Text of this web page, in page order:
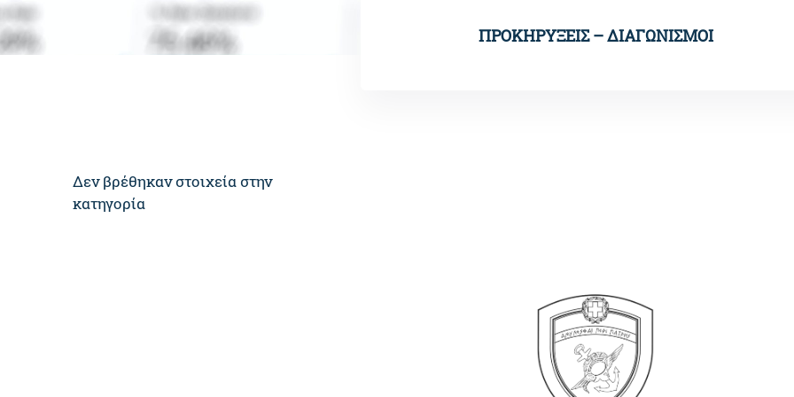
ΠΡΟΚΗΡΥΞΕΙΣ – ΔΙΑΓΩΝΙΣΜΟΙ
Δεν βρέθηκαν στοιχεία στην
κατηγορία